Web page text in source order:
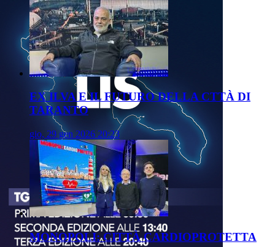
EX ILVA E IL FUTURO DELLA CTTÀ DI
TARANTO
gio, 29 gen 2026 20:23
MONOPOLI: CITTÀ CARDIOPROTETTA